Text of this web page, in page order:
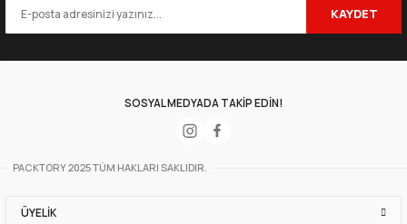
KAYDET
SOSYAL MEDYADA TAKİP EDİN!
PACKTORY 2025 TÜM HAKLARI SAKLIDIR.
ÜYELIK